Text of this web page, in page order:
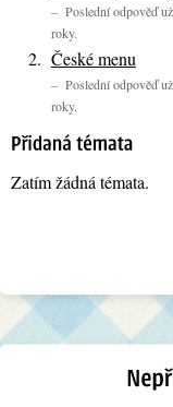
– Poslední odpověď
roky.
České menu
– Poslední odpověď
roky.
Zatím žádná témata.